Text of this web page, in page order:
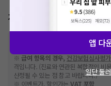
가격표
추가비용 등으
한 가격은 해당 의료기관에 직접 문의
※ 급여 항목의 경우, 건강보험심사평
격입니다. (진료와 연관된 복합적인 비
산정될 수 있는 점 참고 바랍니다.)
※ 이벤트가, 할인가는VAT 포함
앱 다
일단 둘